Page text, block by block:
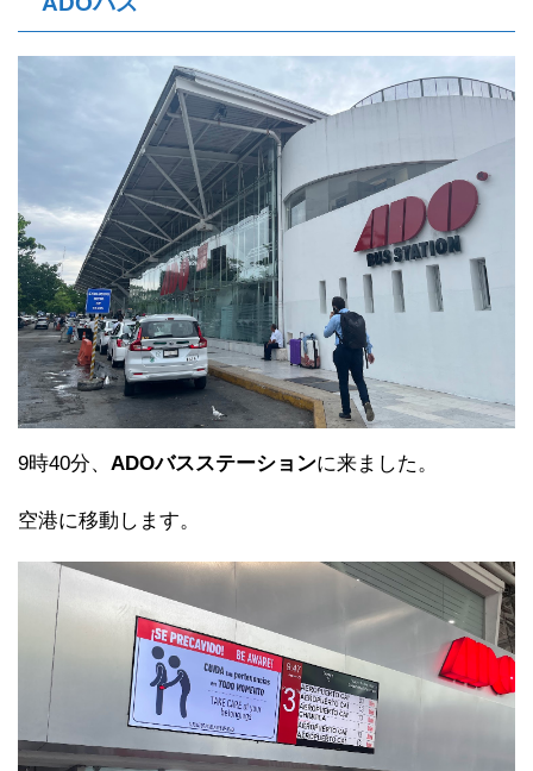
9時40分、 ADOバスステーションに来ました。
空港に移動します。